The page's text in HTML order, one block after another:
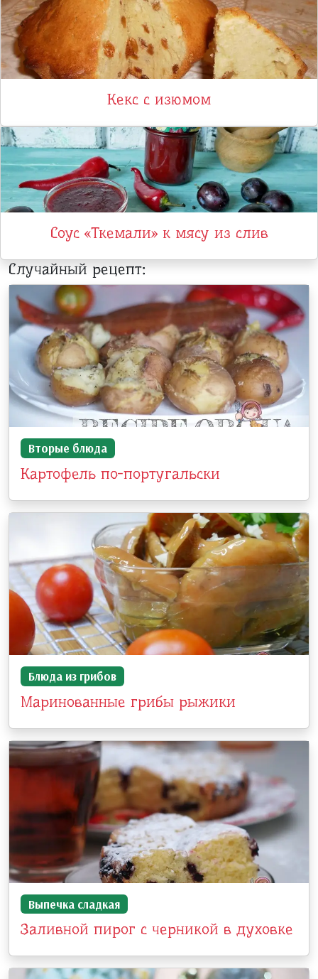
Кекс с изюмом
Соус «Ткемали» к мясу из слив
Случайный рецепт:
Вторые блюда
Картофель по-португальски
Блюда из грибов
Маринованные грибы рыжики
Выпечка сладкая
Заливной пирог с черникой в духовке